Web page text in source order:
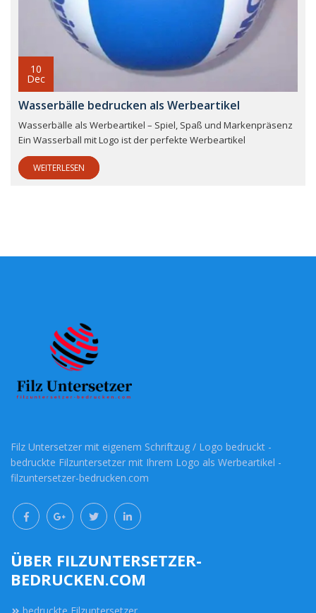
10
Dec
Wasserbälle bedrucken als Werbeartikel
Wasserbälle als Werbeartikel – Spiel, Spaß und Markenpräsenz
Ein Wasserball mit Logo ist der perfekte Werbeartikel
WEITERLESEN
Filz Untersetzer mit eigenem Schriftzug / Logo bedruckt -
bedruckte Filzuntersetzer mit Ihrem Logo als Werbeartikel -
filzuntersetzer-bedrucken.com
ÜBER FILZUNTERSETZER-
BEDRUCKEN.COM